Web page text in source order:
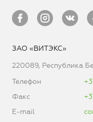
ЗАО «ВИТЭКС»
220089, Республика
Телефон
Факс
E-mail